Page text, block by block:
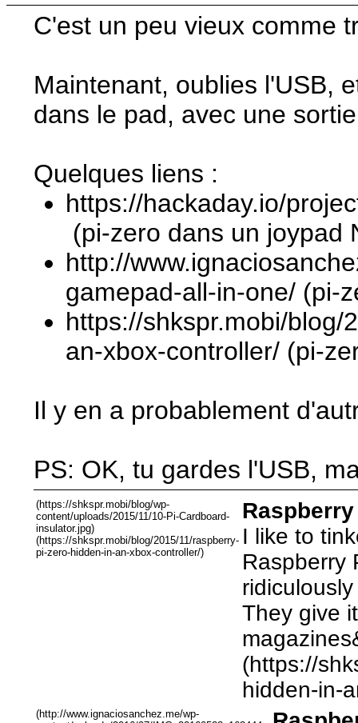
C'est un peu vieux comme
Maintenant, oublies l'USB,
dans le pad, avec une
Quelques liens :
https://hackaday.io/
(pi-zero dans un joypad
http://
gamepad-all-in-one/ (pi-
https://shkspr.mobi/blog/
an-xbox-controller/ (pi-
Il y en a probablement
PS: OK, tu gardes l'USB,
(https://shkspr.mobi/blog/wp-
content/uploads/2015/11/10-Pi-Cardboard-
insulator.jpg)
(https://shkspr.mobi/blog/2015/11/raspberry-
pi-zero-hidden-in-an-xbox-controller/)
I like to
Raspberry
They give
(https://
hidden-in-
(http://www.ignaciosanchez.me/wp-